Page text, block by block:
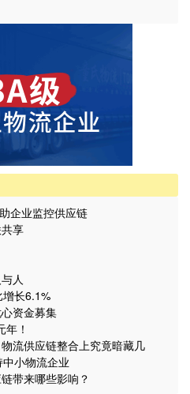
企业监控供应链
享
人
长6.1%
资金募集
！
流供应链整合上究竟暗藏几
小物流企业
带来哪些影响？